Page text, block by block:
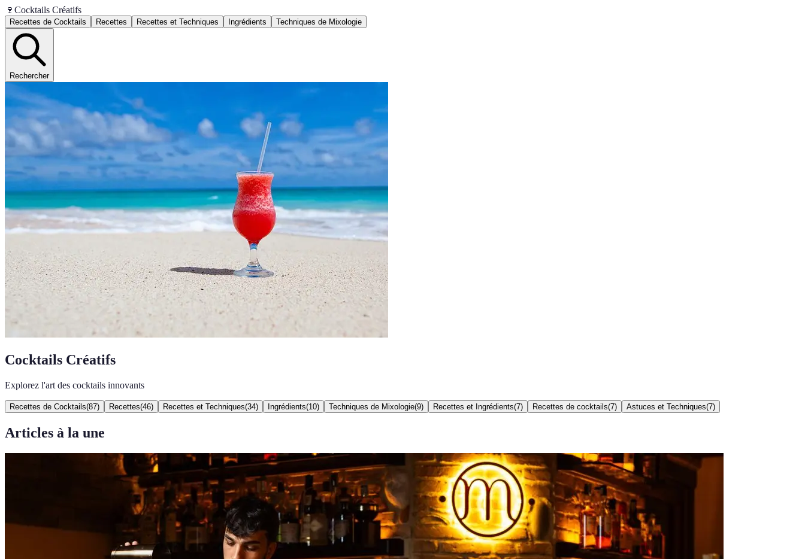
🍷 Cocktails Créatifs
Recettes de Cocktails Recettes Recettes et Techniques Ingrédients Techniques de Mixologie
Rechercher
Cocktails Créatifs
Explorez l'art des cocktails innovants
Recettes de Cocktails(87) Recettes(46) Recettes et Techniques(34) Ingrédients(10) Techniques de Mixologie(9) Recettes et Ingrédients(7) Recettes de cocktails(7) Astuces et Techniques(7)
Articles à la une